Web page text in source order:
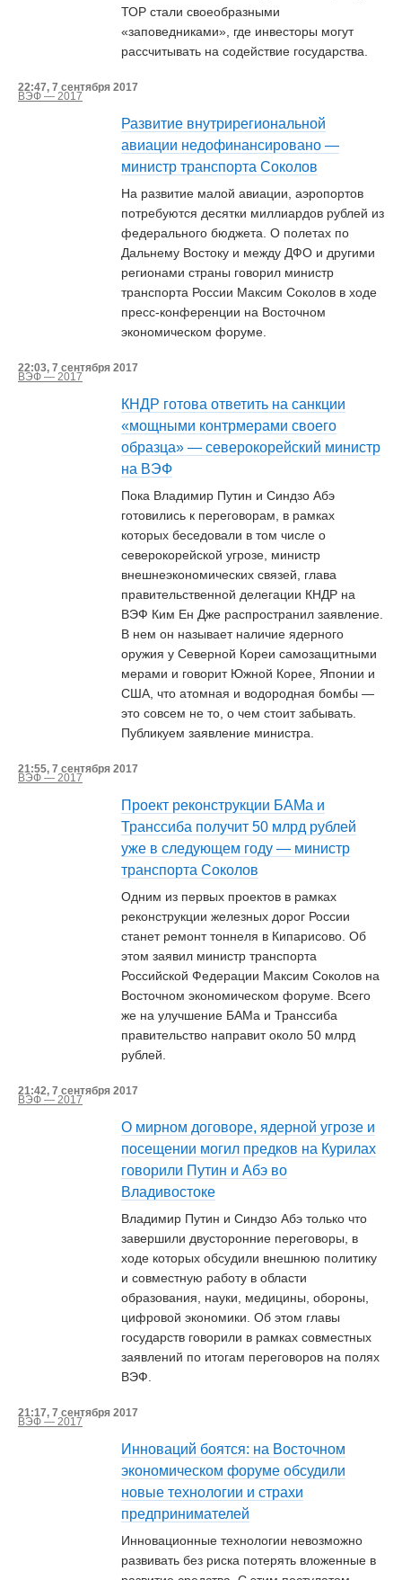
ТОР стали своеобразными
«заповедниками», где инвесторы могут
рассчитывать на содействие государства.
22:47, 7 сентября 2017
ВЭФ — 2017
Развитие внутрирегиональной
авиации недофинансировано —
министр транспорта Соколов
На развитие малой авиации, аэропортов
потребуются десятки миллиардов рублей из
федерального бюджета. О полетах по
Дальнему Востоку и между ДФО и другими
регионами страны говорил министр
транспорта России Максим Соколов в ходе
пресс-конференции на Восточном
экономическом форуме.
22:03, 7 сентября 2017
ВЭФ — 2017
КНДР готова ответить на санкции
«мощными контрмерами своего
образца» — северокорейский министр
на ВЭФ
Пока Владимир Путин и Синдзо Абэ
готовились к переговорам, в рамках
которых беседовали в том числе о
северокорейской угрозе, министр
внешнеэкономических связей, глава
правительственной делегации КНДР на
ВЭФ Ким Ен Дже распространил заявление.
В нем он называет наличие ядерного
оружия у Северной Кореи самозащитными
мерами и говорит Южной Корее, Японии и
США, что атомная и водородная бомбы —
это совсем не то, о чем стоит забывать.
Публикуем заявление министра.
21:55, 7 сентября 2017
ВЭФ — 2017
Проект реконструкции БАМа и
Транссиба получит 50 млрд рублей
уже в следующем году — министр
транспорта Соколов
Одним из первых проектов в рамках
реконструкции железных дорог России
станет ремонт тоннеля в Кипарисово. Об
этом заявил министр транспорта
Российской Федерации Максим Соколов на
Восточном экономическом форуме. Всего
же на улучшение БАМа и Транссиба
правительство направит около 50 млрд
рублей.
21:42, 7 сентября 2017
ВЭФ — 2017
О мирном договоре, ядерной угрозе и
посещении могил предков на Курилах
говорили Путин и Абэ во
Владивостоке
Владимир Путин и Синдзо Абэ только что
завершили двусторонние переговоры, в
ходе которых обсудили внешнюю политику
и совместную работу в области
образования, науки, медицины, обороны,
цифровой экономики. Об этом главы
государств говорили в рамках совместных
заявлений по итогам переговоров на полях
ВЭФ.
21:17, 7 сентября 2017
ВЭФ — 2017
Инноваций боятся: на Восточном
экономическом форуме обсудили
новые технологии и страхи
предпринимателей
Инновационные технологии невозможно
развивать без риска потерять вложенные в